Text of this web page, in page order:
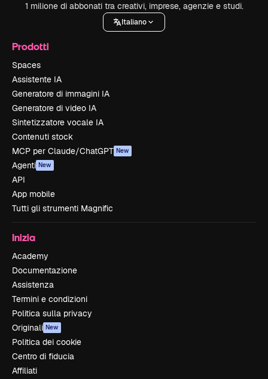
1 milione di abbonati tra creativi, imprese, agenzie e studi.
Italiano
Prodotti
Spaces
Assistente IA
Generatore di immagini IA
Generatore di video IA
Sintetizzatore vocale IA
Contenuti stock
MCP per Claude/ChatGPT New
Agenti New
API
App mobile
Tutti gli strumenti Magnific
Inizia
Academy
Documentazione
Assistenza
Termini e condizioni
Politica sulla privacy
Originali New
Politica dei cookie
Centro di fiducia
Affiliati